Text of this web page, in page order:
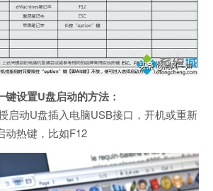
设置U盘启动的方法：
启动U盘插入电脑USB接口，开机或重新
动热键，比如F12